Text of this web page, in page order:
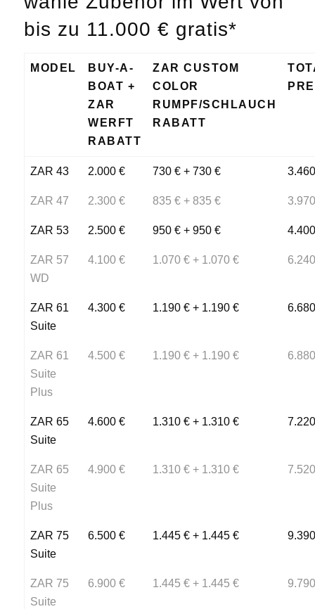
bis zu 11.000 € gratis*
MODEL
BUY-A-
BOAT +
ZAR
WERFT
RABATT
ZAR CUSTOM
COLOR
RUMPF/SCHLAUCH
RABATT
ZAR 43 2.000 € 730 € + 730 €
ZAR 47 2.300 € 835 € + 835 €
ZAR 53 2.500 € 950 € + 950 €
ZAR 57
WD
4.100 € 1.070 € + 1.070 €
ZAR 61
Suite
4.300 € 1.190 € + 1.190 €
ZAR 61
Suite
Plus
4.500 € 1.190 € + 1.190 €
ZAR 65
Suite
4.600 € 1.310 € + 1.310 €
ZAR 65
Suite
Plus
4.900 € 1.310 € + 1.310 €
ZAR 75
Suite
6.500 € 1.445 € + 1.445 €
ZAR 75
Suite
6.900 € 1.445 € + 1.445 €